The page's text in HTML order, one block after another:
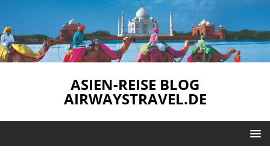
ASIEN-REISE BLOG
AIRWAYSTRAVEL.DE